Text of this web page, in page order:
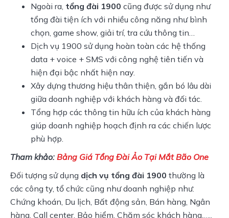
Ngoài ra, tổng đài 1900 cũng được sử dụng như
tổng đài tiện ích với nhiều công năng như bình
chọn, game show, giải trí, tra cứu thông tin…
Dịch vụ 1900 sử dụng hoàn toàn các hệ thống
data + voice + SMS với công nghệ tiên tiến và
hiện đại bậc nhất hiện nay.
Xây dựng thương hiệu thân thiện, gắn bó lâu dài
giữa doanh nghiệp với khách hàng và đối tác.
Tổng hợp các thông tin hữu ích của khách hàng
giúp doanh nghiệp hoạch định ra các chiến lược
phù hợp.
Tham khảo: Bảng Giá Tổng Đài Ảo Tại Mắt Bão One
Đối tượng sử dụng dịch vụ tổng đài 1900 thường là
các công ty, tổ chức cũng như doanh nghiệp như:
Chứng khoán, Du lịch, Bất động sản, Bán hàng, Ngân
hàng, Call center, Bảo hiểm, Chăm sóc khách hàng,…..